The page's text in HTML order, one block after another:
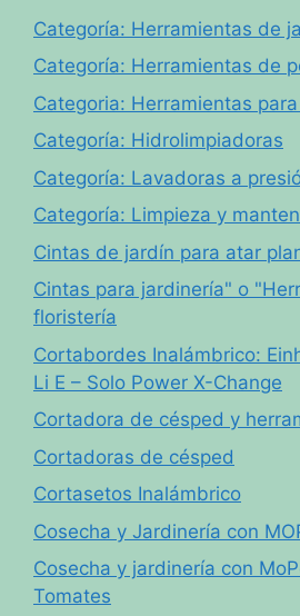
Categoría: Herramientas de
Categoría: Herramientas de
Categoria: Herramientas
Categoría: Hidrolimpiadoras
Categoría: Lavadoras a
Categoría: Limpieza y
Cintas de jardín para atar
Cintas para jardinería" o
floristería
Cortabordes Inalámbrico:
Li E – Solo Power X-Change
Cortadora de césped y
Cortadoras de césped
Cortasetos Inalámbrico
Cosecha y Jardinería con
Cosecha y jardinería con
Tomates